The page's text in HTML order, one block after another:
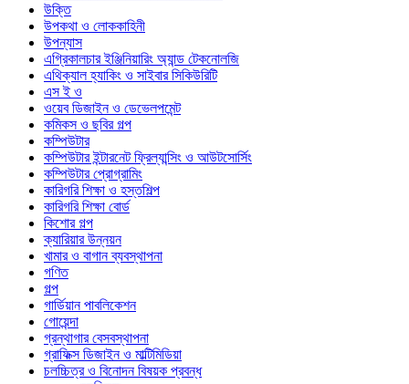
উক্তি
উপকথা ও লোককাহিনী
উপন্যাস
এগ্রিকালচার ইঞ্জিনিয়ারিং অ্যান্ড টেকনোলজি
এথিক্যাল হ্যাকিং ও সাইবার সিকিউরিটি
এস ই ও
ওয়েব ডিজাইন ও ডেভেলপমেন্ট
কমিকস ও ছবির গল্প
কম্পিউটার
কম্পিউটার ইন্টারনেট ফ্রিল্যান্সিং ও আউটসোর্সিং
কম্পিউটার প্রোগ্রামিং
কারিগরি শিক্ষা ও হস্তশিল্প
কারিগরি শিক্ষা বোর্ড
কিশোর গল্প
ক্যারিয়ার উন্নয়ন
খামার ও বাগান ব্যবস্থাপনা
গণিত
গল্প
গার্ডিয়ান পাবলিকেশন
গোয়েন্দা
গ্রন্থাগার বেসবস্থাপনা
গ্রাফিক্স ডিজাইন ও মাল্টিমিডিয়া
চলচ্চিত্র ও বিনোদন বিষয়ক প্রবন্ধ